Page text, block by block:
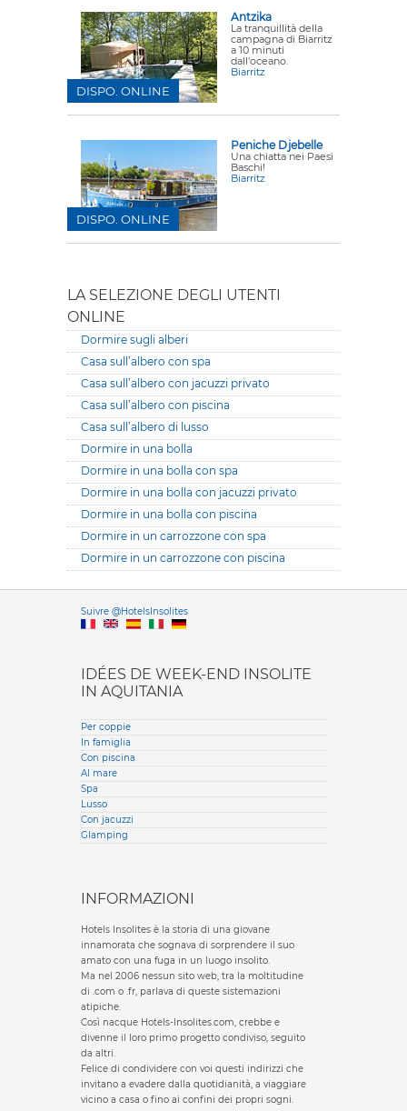
Antzika
La tranquillità della
campagna di Biarritz
a 10 minuti
dall'oceano.
Biarritz
DISPO. ONLINE
Peniche Djebelle
Una chiatta nei Paesi
Baschi!
Biarritz
DISPO. ONLINE
LA SELEZIONE DEGLI UTENTI
ONLINE
Dormire sugli alberi
Casa sull’albero con spa
Casa sull’albero con jacuzzi privato
Casa sull’albero con piscina
Casa sull’albero di lusso
Dormire in una bolla
Dormire in una bolla con spa
Dormire in una bolla con jacuzzi privato
Dormire in una bolla con piscina
Dormire in un carrozzone con spa
Dormire in un carrozzone con piscina
Suivre @HotelsInsolitesVersione
IDÉES DE WEEK-END INSOLITE
IN AQUITANIA
Per coppie
In famiglia
Con piscina
Al mare
Spa
Lusso
Con jacuzzi
Glamping
INFORMAZIONI
Hotels Insolites è la storia di una giovane
innamorata che sognava di sorprendere il suo
amato con una fuga in un luogo insolito.
Ma nel 2006 nessun sito web, tra la moltitudine
di .com o .fr, parlava di queste sistemazioni
atipiche.
Così nacque Hotels-Insolites.com, crebbe e
divenne il loro primo progetto condiviso, seguito
da altri.
Felice di condividere con voi questi indirizzi che
invitano a evadere dalla quotidianità, a viaggiare
vicino a casa o fino ai confini dei propri sogni.